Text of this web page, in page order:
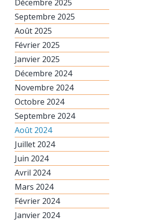
Décembre 2025
Septembre 2025
Août 2025
Février 2025
Janvier 2025
Décembre 2024
Novembre 2024
Octobre 2024
Septembre 2024
Août 2024
Juillet 2024
Juin 2024
Avril 2024
Mars 2024
Février 2024
Janvier 2024